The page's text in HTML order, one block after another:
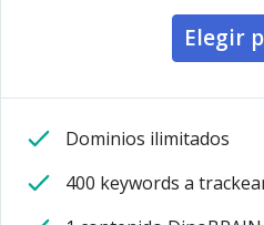
Elegir
Dominios ilimitados
400 keywords a